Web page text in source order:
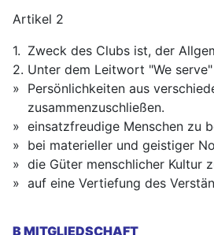
Artikel 2
1. Zweck des Clubs ist, der
2. Unter dem Leitwort "We
» Persönlichkeiten aus
zusammenzuschließen.
» einsatzfreudige Menschen zu
» bei materieller und geistiger
» die Güter menschlicher Kultur
» auf eine Vertiefung des
B MITGLIEDSCHAFT